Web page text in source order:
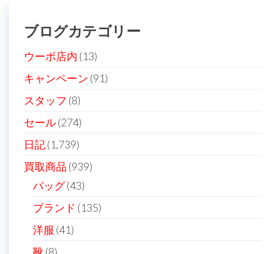
ブログカテゴリー
ウーボ店内 (13)
キャンペーン (91)
スタッフ (8)
セール(274)
日記(1,739)
買取商品 (939)
バッグ(43)
ブランド (135)
洋服 (41)